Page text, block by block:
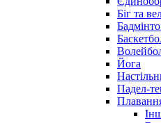
Біг та
Йога
Падел-